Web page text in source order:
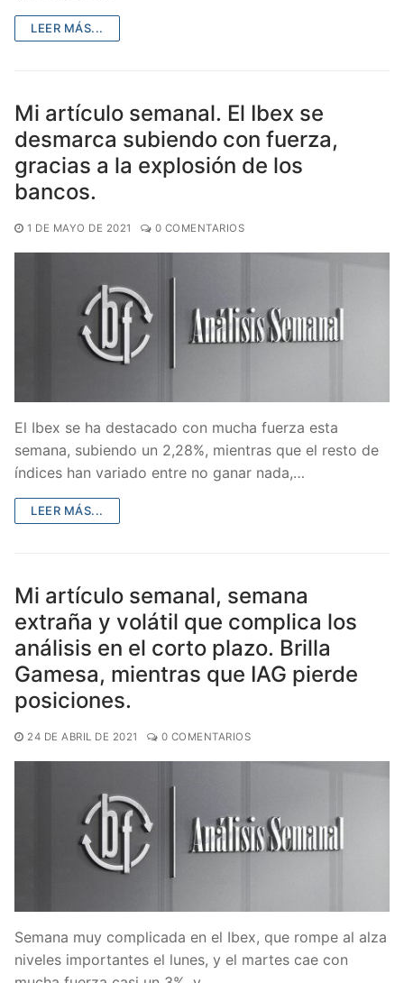
LEER MÁS...
Mi artículo semanal. El Ibex se
desmarca subiendo con fuerza,
gracias a la explosión de los
bancos.
1 DE MAYO DE 2021 0 COMENTARIOS
El Ibex se ha destacado con mucha fuerza esta
semana, subiendo un 2,28%, mientras que el resto de
índices han variado entre no ganar nada,…
LEER MÁS...
Mi artículo semanal, semana
extraña y volátil que complica los
análisis en el corto plazo. Brilla
Gamesa, mientras que IAG pierde
posiciones.
24 DE ABRIL DE 2021 0 COMENTARIOS
Semana muy complicada en el Ibex, que rompe al alza
niveles importantes el lunes, y el martes cae con